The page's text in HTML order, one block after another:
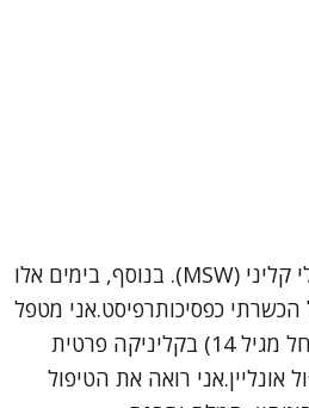
שמי ערן צח, עובד סוציאלי קליני (MSW). בנוסף, בימים אלו
כפסיכותרפיסט.אני מטפל
במבוגרים ובמתבגרים (החל מגיל 14) בקליניקה פרטית
אונליין.אני רואה את הטיפול